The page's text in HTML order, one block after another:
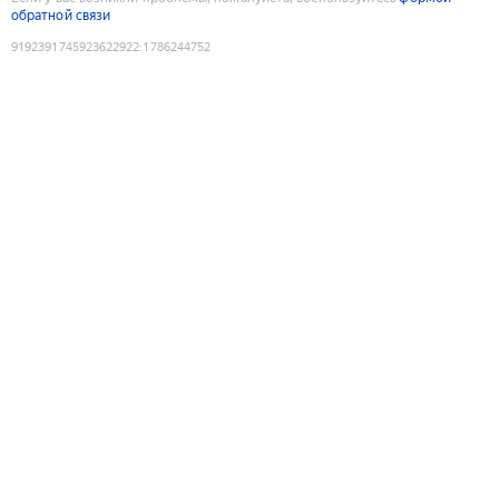
обратной связи
9192391745923622922:1786244752